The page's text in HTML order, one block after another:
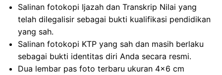
Salinan fotokopi Ijazah dan Transkrip Nilai yang
telah dilegalisir sebagai bukti kualifikasi pendidikan
yang sah.
Salinan fotokopi KTP yang sah dan masih berlaku
sebagai bukti identitas diri Anda secara resmi.
Dua lembar pas foto terbaru ukuran 4×6 cm